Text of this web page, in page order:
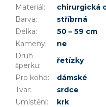
Materiál:
chirurgická
Barva:
stříbrná
Délka:
50 – 59 cm
Kameny:
ne
Druh
šperku:
řetízky
Pro koho:
dámské
Tvar:
srdce
Umístění:
krk